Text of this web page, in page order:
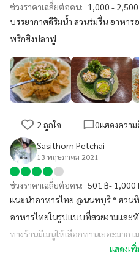
ช่วงราคาเฉลี่ยต่อคน: 1,000 -
บรรยากาศดีริมน้ำ สวนร่มรื่น อาหา
พริกขิงปลาฟู
2 ถูกใจ 0แสดงควา
Sasithorn Petchai
13 พฤษภาคม 2021
ช่วงราคาเฉลี่ยต่อคน: 501 ฿- 1,000
แนะนำอาหารไทย @นนทบุรี “ สวน
อาหารไทยในรูปแบบที่สวยงามและ
ทางร้านมีเมนูให้เลือกทานเยอะมาก
คำกลีบดอกบัว และปลากระพงทอด
แสดงเพิ่